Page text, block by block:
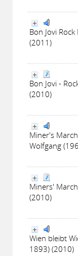
Bon Jovi
(2011)
Bon Jovi -
(2010)
Miner's
Wolfgang
Miners'
(2010)
Wien bleibt
1893) (2010)